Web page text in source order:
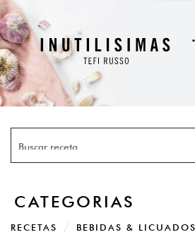
CATEGORIAS
RECETAS BEBIDAS & LICUADOS